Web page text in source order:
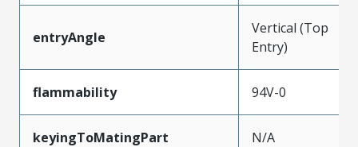
entryAngle
Vertical (Top
Entry)
flammability 94V-0
keyingToMatingPart N/A